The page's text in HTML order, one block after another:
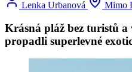
Lenka Urbanová Mimo
Krásná pláž bez turistů a
propadli superlevné